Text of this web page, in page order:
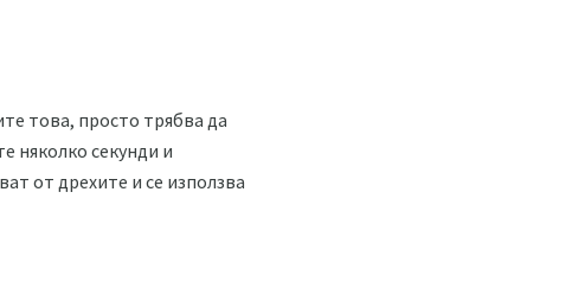
това, просто трябва да
няколко секунди и
от дрехите и се използва